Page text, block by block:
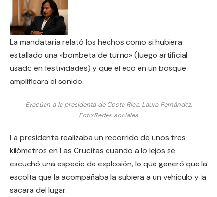
La mandataria relató los hechos como si hubiera
estallado una «bombeta de turno» (fuego artificial
usado en festividades) y que el eco en un bosque
amplificara el sonido.
Evacúan a la presidenta de Costa Rica, Laura Fernández.
Foto:Redes sociales
La presidenta realizaba un recorrido de unos tres
kilómetros en Las Crucitas cuando a lo lejos se
escuchó una especie de explosión, lo que generó que la
escolta que la acompañaba la subiera a un vehículo y la
sacara del lugar.